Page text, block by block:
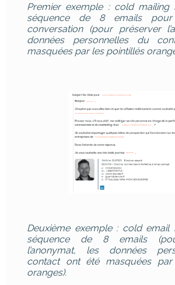
Premier exemple : cold mailing
séquence de 8 emails
conversation (pour préserver
données personnelles du
masquées par les pointillés
Deuxième exemple : cold email
séquence de 8 emails
l’anonymat, les données
contact ont été masquées par
oranges).